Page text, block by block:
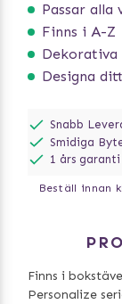
Passar alla
Finns i A-Z
Dekorativa
Designa ditt
Snabb
Smidiga
1 års garanti
Beställ innan
Finns i
Personalize